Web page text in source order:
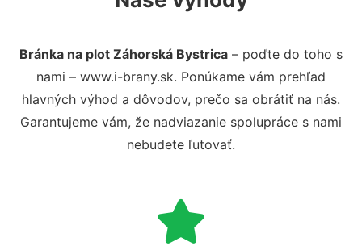
Bránka na plot Záhorská Bystrica – poďte do toho s
nami – www.i-brany.sk. Ponúkame vám prehľad
hlavných výhod a dôvodov, prečo sa obrátiť na nás.
Garantujeme vám, že nadviazanie spolupráce s nami
nebudete ľutovať.